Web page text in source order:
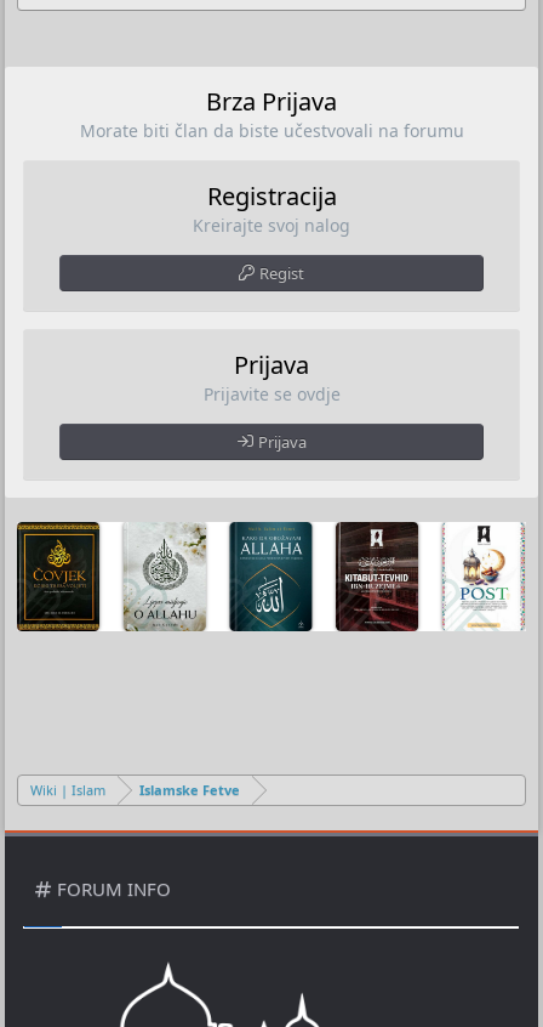
Brza Prijava
Morate biti član da biste učestvovali na forumu
Registracija
Kreirajte svoj nalog
Regist
Prijava
Prijavite se ovdje
Prijava
Wiki | Islam Islamske Fetve
FORUM INFO